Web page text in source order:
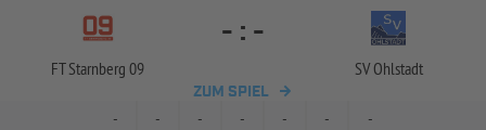
FT Starnberg 09
- : -
SV Ohlstadt
ZUM SPIEL
- - - - - - -